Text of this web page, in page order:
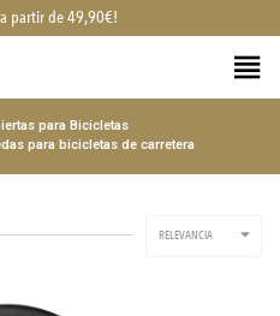
partir de 49,90€!
para Bicicletas
para bicicletas de carretera
RELEVANCIA 